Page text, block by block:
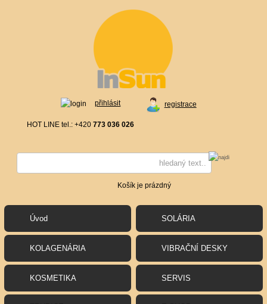
registrace
přihlásit
HOT LINE tel.: +420 773 036 026
Košík je prázdný
Úvod SOLÁRIA
KOLAGENÁRIA VIBRAČNÍ DESKY
KOSMETIKA SERVIS